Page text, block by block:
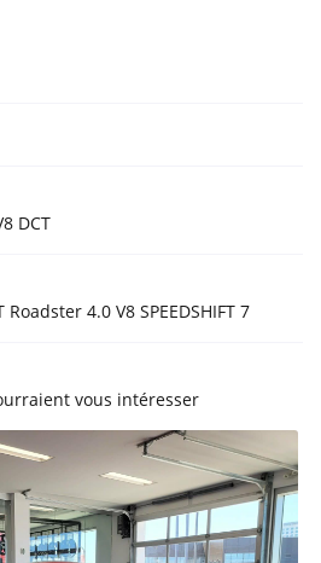
DCT
Roadster 4.0 V8 SPEEDSHIFT 7
vous intéresser